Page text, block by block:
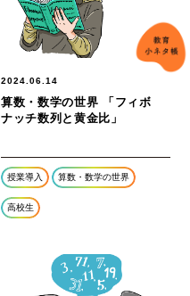
2024.06.14
算数・数学の世界 「フィボ
ナッチ数列と黄金比」
授業導入 算数・数学の世界
高校生